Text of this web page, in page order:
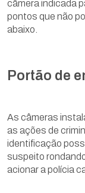
câmera indicada
pontos que não
abaixo.
Portão de
As câmeras
as ações de
identificação
suspeito
acionar a polícia